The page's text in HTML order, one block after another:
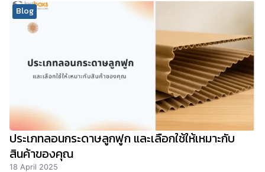
Blog
ประเภทลอนกระดาษลูกฟูก และเลือกใช้ให้เหมาะกับ
สินค้าของคุณ
18 April 2025